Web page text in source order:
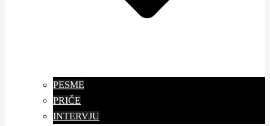
PESME
PRIČE
INTERVJU